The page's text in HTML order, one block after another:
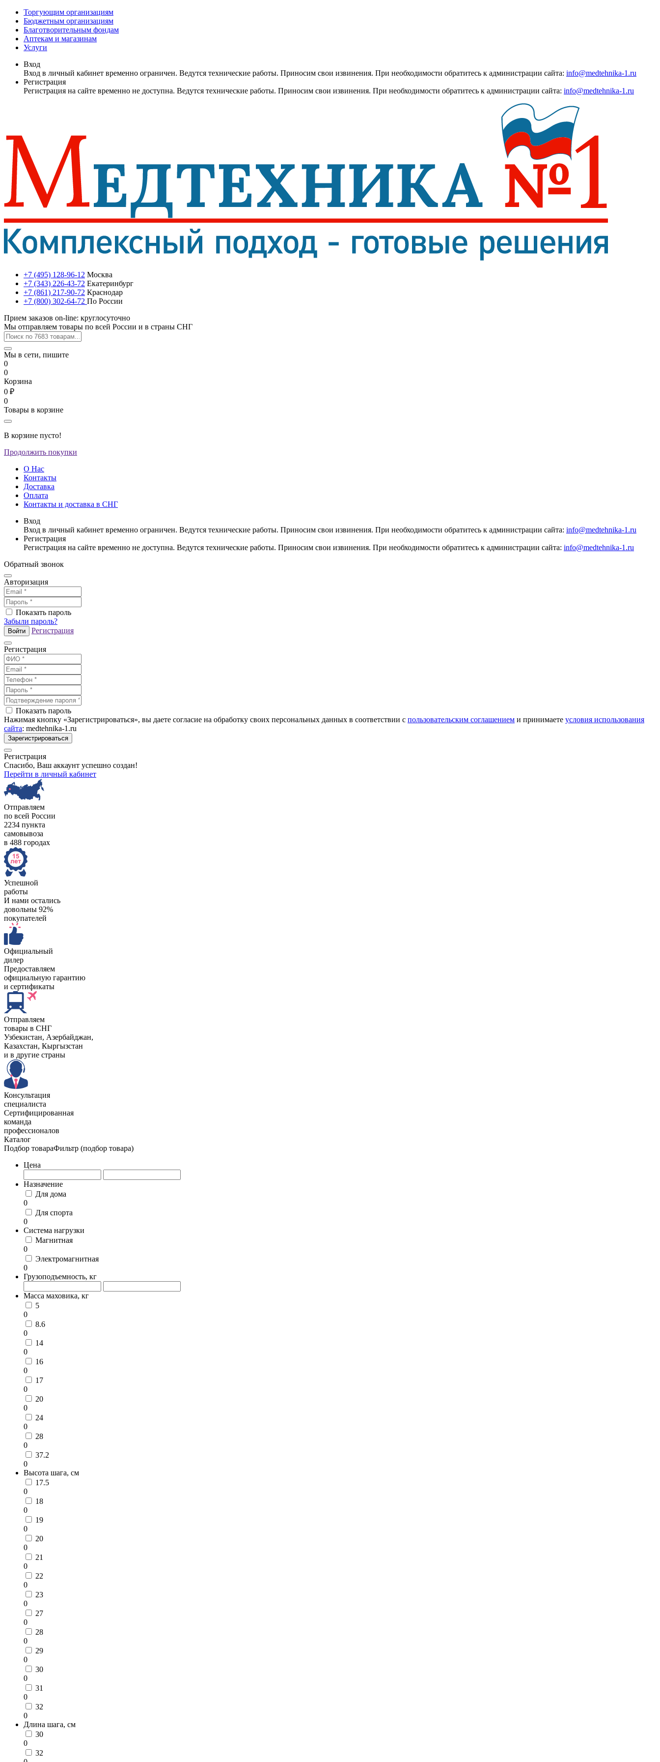
Торгующим организациям
Бюджетным организациям
Благотворительным фондам
Аптекам и магазинам
Услуги
Вход
Вход в личный кабинет временно ограничен. Ведутся технические работы. Приносим свои извинения. При необходимости обратитесь к администрации сайта: info@medtehnika-1.ru
Регистрация
Регистрация на сайте временно не доступна. Ведутся технические работы. Приносим свои извинения. При необходимости обратитесь к администрации сайта: info@medtehnika-1.ru
+7 (495) 128-96-12 Москва
+7 (343) 226-43-72 Екатеринбург
+7 (861) 217-90-72 Краснодар
+7 (800) 302-64-72 По России
Прием заказов on-line: круглосуточно
Мы отправляем товары по всей России и в страны СНГ
Мы в сети, пишите
0
0
Корзина
0 ₽
0
Товары в корзине
В корзине пусто!
Продолжить покупки
О Нас
Контакты
Доставка
Оплата
Контакты и доставка в СНГ
Вход
Вход в личный кабинет временно ограничен. Ведутся технические работы. Приносим свои извинения. При необходимости обратитесь к администрации сайта: info@medtehnika-1.ru
Регистрация
Регистрация на сайте временно не доступна. Ведутся технические работы. Приносим свои извинения. При необходимости обратитесь к администрации сайта: info@medtehnika-1.ru
Обратный звонок
Авторизация
Показать пароль
Забыли пароль?
Войти Регистрация
Регистрация
Показать пароль
Нажимая кнопку «Зарегистрироваться», вы даете согласие на обработку своих персональных данных в соответствии с пользовательским соглашением и принимаете условия использования
сайта: medtehnika-1.ru
Зарегистрироваться
Регистрация
Спасибо, Ваш аккаунт успешно создан!
Перейти в личный кабинет
Отправляем
по всей России
2234 пункта
самовывоза
в 488 городах
Успешной
работы
И нами остались
довольны 92%
покупателей
Официальный
дилер
Предоставляем
официальную гарантию
и сертификаты
Отправляем
товары в СНГ
Узбекистан, Aзербайджан,
Казахстан, Кыргызстан
и в другие страны
Консультация
специалиста
Сертифицированная
команда
профессионалов
Каталог
Подбор товараФильтр (подбор товара)
Цена
Назначение
Для дома
0
Для спорта
0
Система нагрузки
Магнитная
0
Электромагнитная
0
Грузоподъемность, кг
Масса маховика, кг
5
0
8.6
0
14
0
16
0
17
0
20
0
24
0
28
0
37.2
0
Высота шага, см
17.5
0
18
0
19
0
20
0
21
0
22
0
23
0
27
0
28
0
29
0
30
0
31
0
32
0
Длина шага, см
30
0
32